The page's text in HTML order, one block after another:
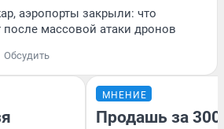
аэропорты закрыли: что
после массовой атаки дронов
Обсудить
МНЕНИЕ
Продашь за